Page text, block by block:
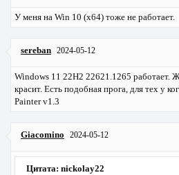
У меня на Win 10 (x64) тоже не работает.
sereban 2024-05-12
Windows 11 22H2 22621.1265 работает.
красит. Есть подобная прога, для тех у
Painter v1.3
Giacomino 2024-05-12
Цитата: nickolay22